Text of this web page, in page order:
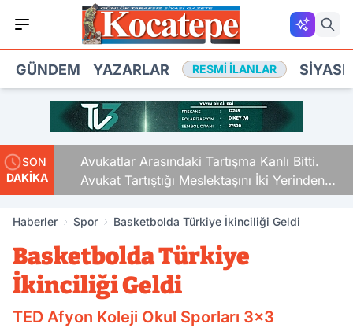
GÜNDEM YAZARLAR RESMI İLANLAR
SON
DAKİKA
Avukatlar Arasındaki Tartışma Kanlı Bitti.
Avukat Tartıştığı Meslektaşını İki Yerinden
Vurdu
Haberler Spor Basketbolda Türkiye İkinciliği Geldi
Basketbolda Türkiye
İkinciliği Geldi
TED Afyon Koleji Okul Sporları 3x3